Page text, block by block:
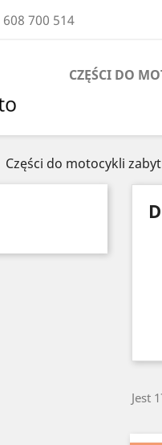
608 700 514
CZĘŚCI DO
Części do motocykli
Jest